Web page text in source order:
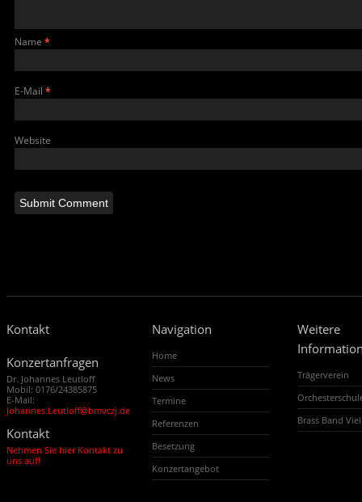
Name *
E-Mail *
Website
Kontakt
Konzertanfragen
Dr. Johannes Leutloff
Mobil: 0176/24385875
E-Mail:
Johannes.Leutloff@bmvczj.de
Kontakt
Nehmen Sie hier Kontakt zu
uns auf!
Navigation
Home
News
Termine
Referenzen
Besetzung
Konzertangebot
Weitere
Trägerverein
Brass Band